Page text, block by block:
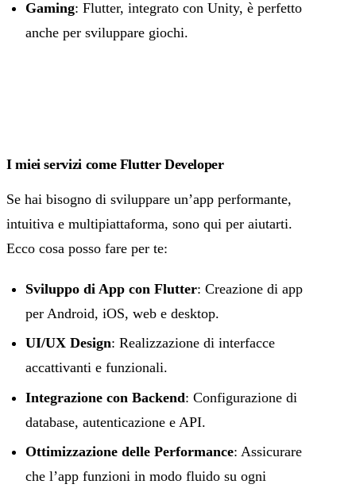
Gaming: Flutter, integrato con Unity, è perfetto
anche per sviluppare giochi.
I miei servizi come Flutter Developer
Se hai bisogno di sviluppare un’app performante,
intuitiva e multipiattaforma, sono qui per aiutarti.
Ecco cosa posso fare per te:
Sviluppo di App con Flutter: Creazione di app
per Android, iOS, web e desktop.
UI/UX Design: Realizzazione di interfacce
accattivanti e funzionali.
Integrazione con Backend: Configurazione di
database, autenticazione e API.
Ottimizzazione delle Performance: Assicurare
che l’app funzioni in modo fluido su ogni